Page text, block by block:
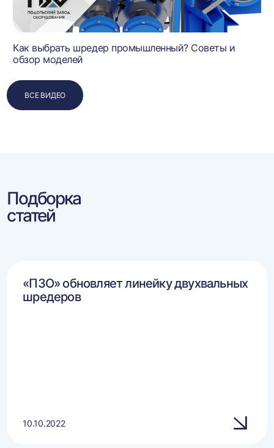
Как выбрать шредер промышленный? Советы и
обзор моделей
ВСЕ ВИДЕО
Подборка
статей
«ПЗО» обновляет линейку двухвальных
шредеров
10.10.2022